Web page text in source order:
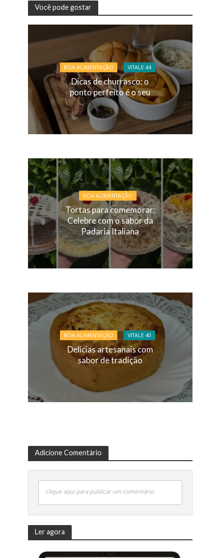
Você pode gostar
BOA ALIMENTAÇÃO VITALE 44
Dicas de churrasco: o
ponto perfeito é o seu
BOA ALIMENTAÇÃO
Tortas para comemorar:
Celebre com o sabor da
Padaria Italiana
BOA ALIMENTAÇÃO VITALE 40
Delícias artesanais com
sabor de tradição
Adicione Comentário
Clique aqui para publicar um comentário
Ler agora